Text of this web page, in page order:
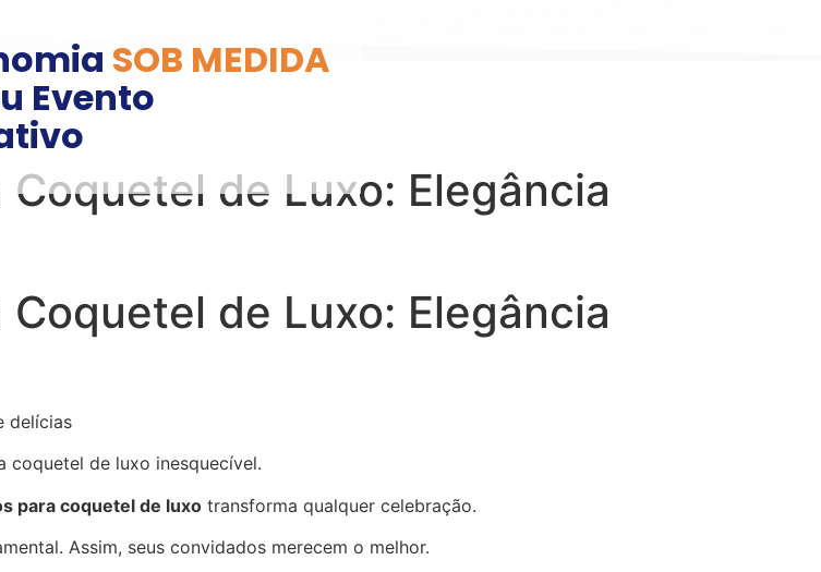
SOB MEDIDA
Evento
de Luxo: Elegância
de Luxo: Elegância
coquetel de luxo inesquecível.
para coquetel de luxo transforma qualquer celebração.
Assim, seus convidados merecem o melhor.